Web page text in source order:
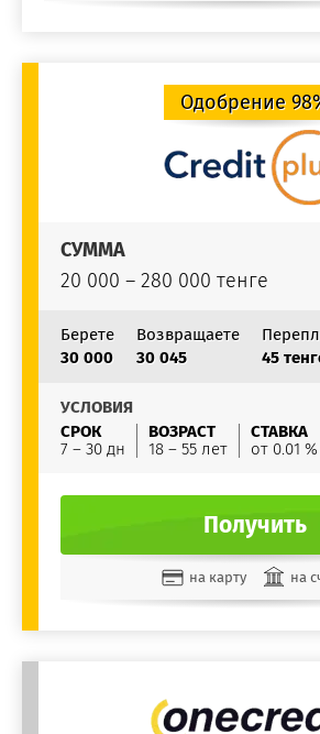
Одобрение
СУММА
20 000 – 280 000 тенге
Берете
30 000
Возвращаете
30 045
45
УСЛОВИЯ
СРОК
7 – 30 дн
ВОЗРАСТ
18 – 55 лет
СТАВКА
от 0.01 %
Получить
на карту на